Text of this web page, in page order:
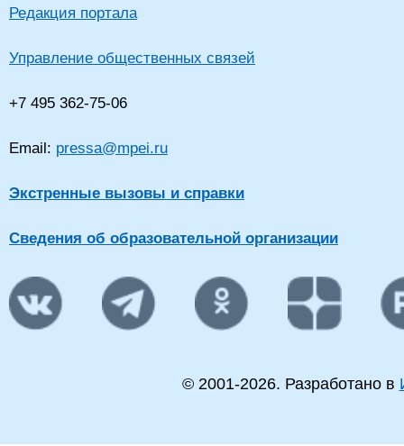
Редакция портала
Управление общественных связей
+7 495 362-75-06
Email: pressa@mpei.ru
Экстренные вызовы и справки
Сведения об образовательной организации
© 2001-2026. Разработано в